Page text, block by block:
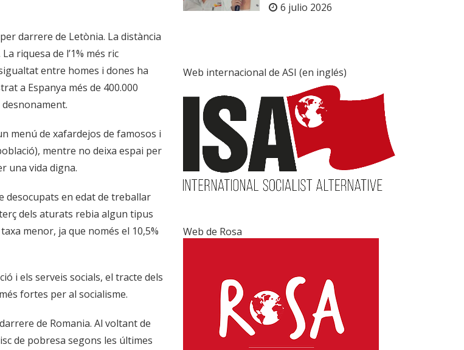
darrere de Letònia. La distància
riquesa de l’1% més ric
entre homes i dones ha
a Espanya més de 400.000
menú de xafardejos de famosos i
mentre no deixa espai per
una vida digna.
desocupats en edat de treballar
dels aturats rebia algun tipus
menor, ja que només el 10,5%
i els serveis socials, el tracte dels
fortes per al socialisme.
de Romania. Al voltant de
de pobresa segons les últimes
6 julio 2026
Web internacional de ASI (en inglés)
Web de Rosa